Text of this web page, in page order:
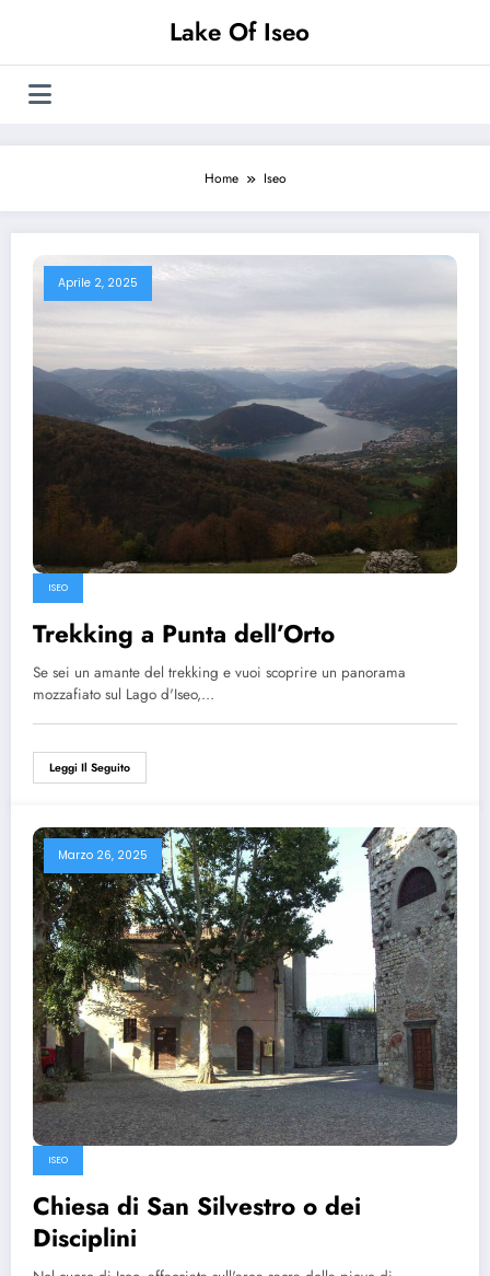
Lake Of Iseo
Home Iseo
Aprile 2, 2025
ISEO
Trekking a Punta dell’Orto
Se sei un amante del trekking e vuoi scoprire un panorama
mozzafiato sul Lago d'Iseo,…
Leggi Il Seguito
Marzo 26, 2025
ISEO
Chiesa di San Silvestro o dei
Disciplini